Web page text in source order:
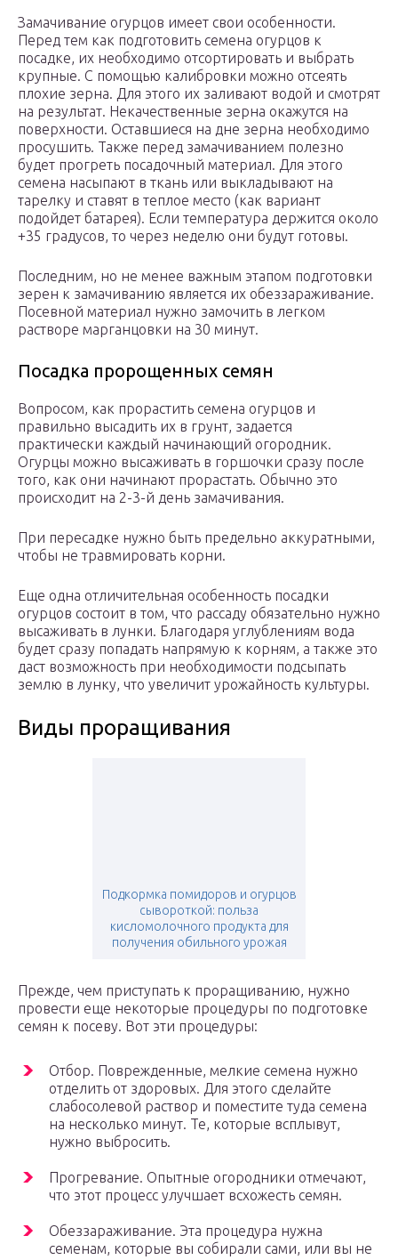
Замачивание огурцов имеет свои особенности.
Перед тем как подготовить семена огурцов к
посадке, их необходимо отсортировать и выбрать
крупные. С помощью калибровки можно отсеять
плохие зерна. Для этого их заливают водой и смотрят
на результат. Некачественные зерна окажутся на
поверхности. Оставшиеся на дне зерна необходимо
просушить. Также перед замачиванием полезно
будет прогреть посадочный материал. Для этого
семена насыпают в ткань или выкладывают на
тарелку и ставят в теплое место (как вариант
подойдет батарея). Если температура держится около
+35 градусов, то через неделю они будут готовы.
Последним, но не менее важным этапом подготовки
зерен к замачиванию является их обеззараживание.
Посевной материал нужно замочить в легком
растворе марганцовки на 30 минут.
Посадка пророщенных семян
Вопросом, как прорастить семена огурцов и
правильно высадить их в грунт, задается
практически каждый начинающий огородник.
Огурцы можно высаживать в горшочки сразу после
того, как они начинают прорастать. Обычно это
происходит на 2-3-й день замачивания.
При пересадке нужно быть предельно аккуратными,
чтобы не травмировать корни.
Еще одна отличительная особенность посадки
огурцов состоит в том, что рассаду обязательно нужно
высаживать в лунки. Благодаря углублениям вода
будет сразу попадать напрямую к корням, а также это
даст возможность при необходимости подсыпать
землю в лунку, что увеличит урожайность культуры.
Виды проращивания
Подкормка помидоров и огурцов
сывороткой: польза
кисломолочного продукта для
получения обильного урожая
Прежде, чем приступать к проращиванию, нужно
провести еще некоторые процедуры по подготовке
семян к посеву. Вот эти процедуры:
Отбор. Поврежденные, мелкие семена нужно
отделить от здоровых. Для этого сделайте
слабосолевой раствор и поместите туда семена
на несколько минут. Те, которые всплывут,
нужно выбросить.
Прогревание. Опытные огородники отмечают,
что этот процесс улучшает всхожесть семян.
Обеззараживание. Эта процедура нужна
семенам, которые вы собирали сами, или вы не